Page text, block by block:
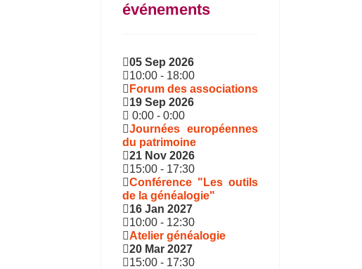
événements
05 Sep 2026
10:00 - 18:00
Forum des associations
19 Sep 2026
0:00 - 0:00
Journées européennes
du patrimoine
21 Nov 2026
15:00 - 17:30
Conférence "Les outils
de la généalogie"
16 Jan 2027
10:00 - 12:30
Atelier généalogie
20 Mar 2027
15:00 - 17:30